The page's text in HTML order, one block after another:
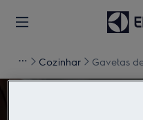
Cozinhar Gavetas